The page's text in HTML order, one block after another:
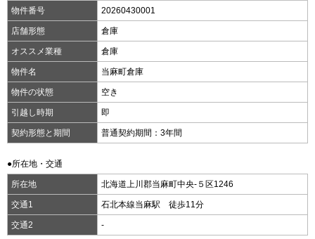
物件番号 20260430001
店舗形態 倉庫
オススメ業種 倉庫
物件名 当麻町倉庫
物件の状態 空き
引越し時期 即
契約形態と期間 普通契約期間：3年間
●所在地・交通
所在地 北海道上川郡当麻町中央-５区1246
交通1 石北本線当麻駅 徒歩11分
交通2 -